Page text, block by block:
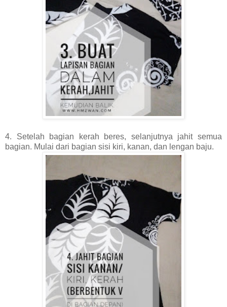
4. Setelah bagian kerah beres, selanjutnya jahit semua
bagian. Mulai dari bagian sisi kiri, kanan, dan lengan baju.